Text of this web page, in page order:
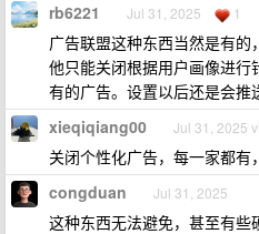
rb6221 Jul 31, 2025 1
广告联盟这种东西当然是有
他只能关闭根据用户画像进
有的广告。设置以后还是会推
xieqiqiang00 Jul 31, 2025
关闭个性化广告，每一家都有
congduan Jul 31, 2025
这种东西无法避免，甚至有